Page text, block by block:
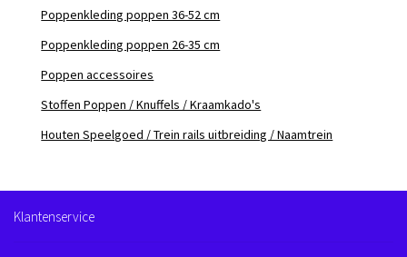
Poppenkleding poppen 36-52 cm
Poppenkleding poppen 26-35 cm
Poppen accessoires
Stoffen Poppen / Knuffels / Kraamkado's
Houten Speelgoed / Trein rails uitbreiding / Naamtrein
Klantenservice